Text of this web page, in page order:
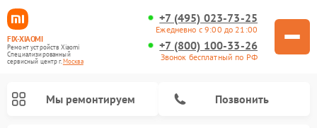
FIX-XIAOMI
Ремонт устройств Xiaomi
Специализированный
cервисный центр г.Москва
+7 (495) 023-73-25
Ежедневно с 9:00 до 21:00
+7 (800) 100-33-26
Звонок бесплатный по РФ
Мы ремонтируем Позвонить